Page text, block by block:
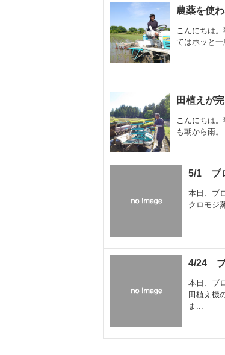
農薬を使
こんにちは
てはホッと
田植えが
こんにちは
も朝から雨
5/1 ブ
本日、ブ
クロモジ
4/24 ブ
本日、ブ
田植え機
ま...